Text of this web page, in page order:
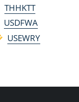
THHKTT
USDFWA
USEWRY